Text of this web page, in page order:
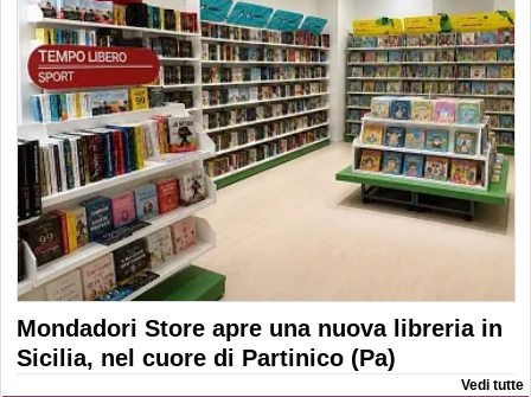
Mondadori Store apre una nuova libreria in
Sicilia, nel cuore di Partinico (Pa)
Vedi tutte